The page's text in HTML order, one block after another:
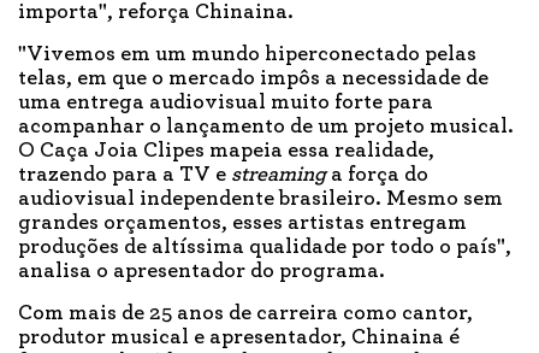
importa", reforça Chinaina.
"Vivemos em um mundo hiperconectado pelas
telas, em que o mercado impôs a necessidade de
uma entrega audiovisual muito forte para
acompanhar o lançamento de um projeto musical.
O Caça Joia Clipes mapeia essa realidade,
trazendo para a TV e streaminga força do
audiovisual independente brasileiro. Mesmo sem
grandes orçamentos, esses artistas entregam
produções de altíssima qualidade por todo o país",
analisa o apresentador do programa.
Com mais de 25 anos de carreira como cantor,
produtor musical e apresentador, Chinaina é